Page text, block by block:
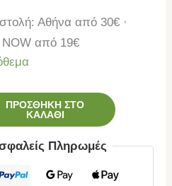
Αθήνα από 30€ ·
από 19€
ΠΡΟΣΘΉΚΗ ΣΤΟ
ΚΑΛΆΘΙ
Πληρωμές